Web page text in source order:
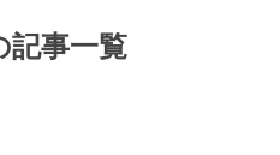
記事一覧